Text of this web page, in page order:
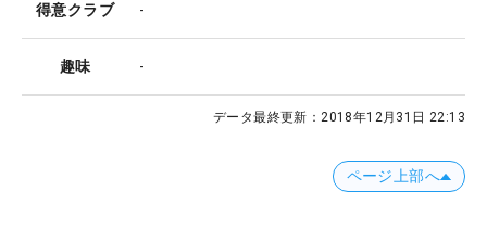
得意クラブ -
趣味 -
データ最終更新：2018年12月31日 22:13
ページ上部へ